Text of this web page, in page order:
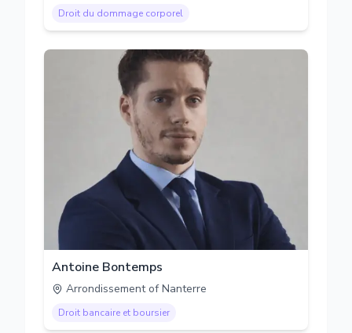
Droit du dommage corporel
Antoine Bontemps
Arrondissement of Nanterre
Droit bancaire et boursier